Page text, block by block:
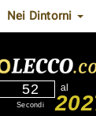
Nei Dintorni
51
Secondi
al